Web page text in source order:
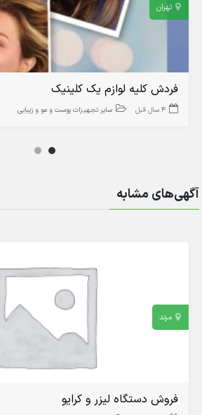
تهران
فردش کلیه لوازم یک کلینیک
4 سال قبل سایر تجهیزات پوست و مو و زیبایی
آگهی‌های مشابه
مرند
فروش دستگاه لیزر و کرایو